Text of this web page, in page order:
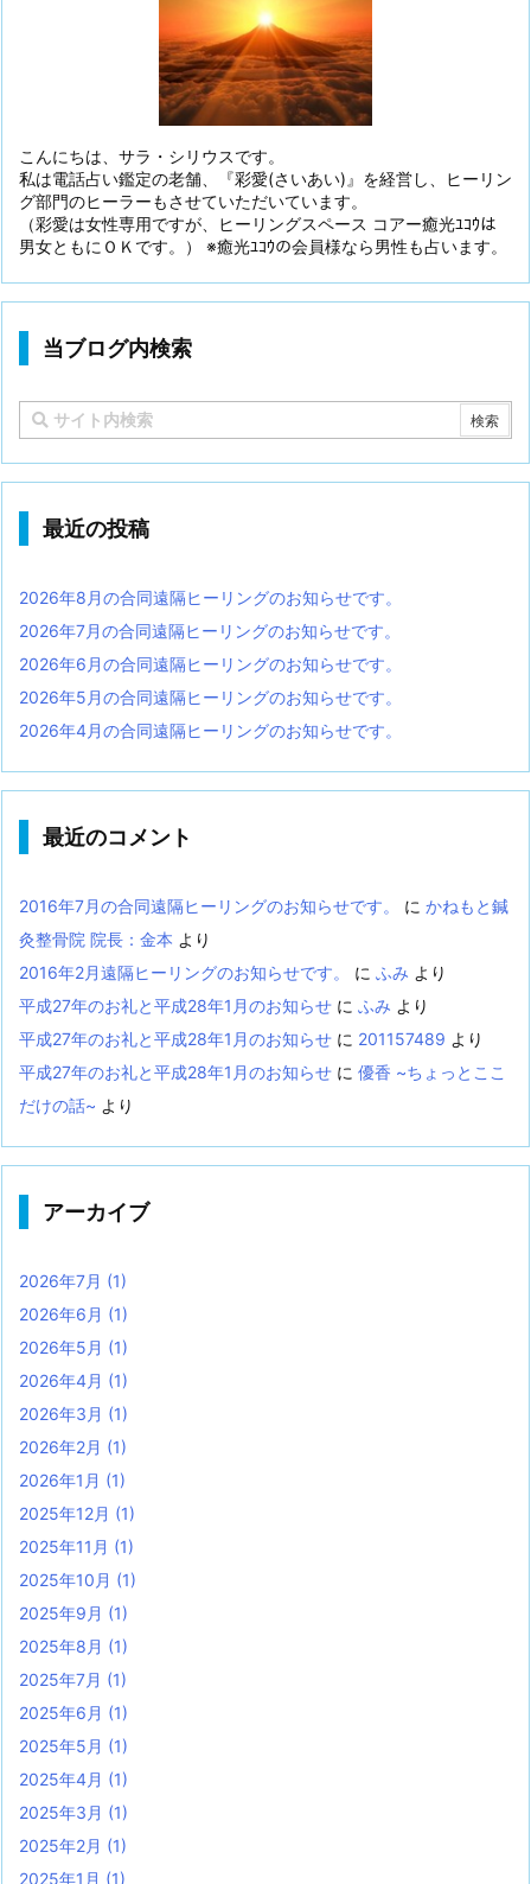
こんにちは、サラ・シリウスです。
私は電話占い鑑定の老舗、『彩愛(さいあい)』を経営し、ヒーリン
グ部門のヒーラーもさせていただいています。
（彩愛は女性専用ですが、ヒーリングスペース コアー癒光ﾕｺｳは
男女ともにＯＫです。） ※癒光ﾕｺｳの会員様なら男性も占います。
当ブログ内検索
最近の投稿
2026年8月の合同遠隔ヒーリングのお知らせです。
2026年7月の合同遠隔ヒーリングのお知らせです。
2026年6月の合同遠隔ヒーリングのお知らせです。
2026年5月の合同遠隔ヒーリングのお知らせです。
2026年4月の合同遠隔ヒーリングのお知らせです。
最近のコメント
2016年7月の合同遠隔ヒーリングのお知らせです。 に かねもと鍼
灸整骨院 院長：金本 より
2016年2月遠隔ヒーリングのお知らせです。
に ふみ より
平成27年のお礼と平成28年1月のお知らせ に ふみ より
平成27年のお礼と平成28年1月のお知らせ に 201157489 より
平成27年のお礼と平成28年1月のお知らせ に 優香 ~ちょっとここ
だけの話~ より
アーカイブ
2026年7月 (1)
2026年6月 (1)
2026年5月 (1)
2026年4月 (1)
2026年3月 (1)
2026年2月 (1)
2026年1月 (1)
2025年12月 (1)
2025年11月 (1)
2025年10月 (1)
2025年9月 (1)
2025年8月 (1)
2025年7月 (1)
2025年6月 (1)
2025年5月 (1)
2025年4月 (1)
2025年3月 (1)
2025年2月 (1)
2025年1月 (1)